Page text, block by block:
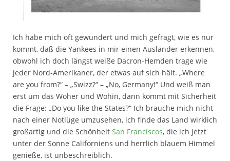
Ich habe mich oft gewundert und mich gefragt, wie es nur
kommt, daß die Yankees in mir einen Ausländer erkennen,
obwohl ich doch längst weiße Dacron-Hemden trage wie
jeder Nord-Amerikaner, der etwas auf sich hält. „Where
are you from?“ – „Swizz?“ – „No, Germany!“ Und weiß man
erst um das Woher und Wohin, dann kommt mit Sicherheit
die Frage: „Do you like the States?“ Ich brauche mich nicht
nach einer Notlüge umzusehen, ich finde das Land wirklich
großartig und die Schönheit San Franciscos, die ich jetzt
unter der Sonne Californiens und herrlich blauem Himmel
genieße, ist unbeschreiblich.